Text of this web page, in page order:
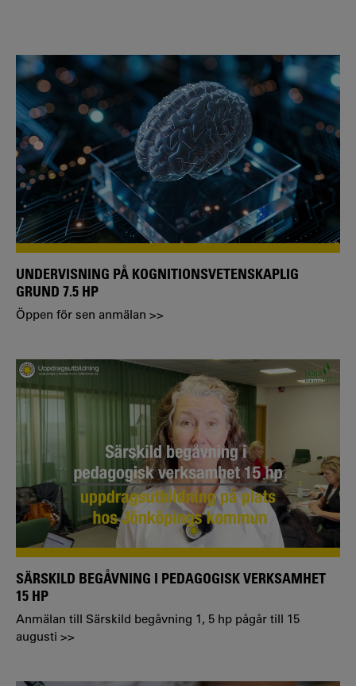
UNDERVISNING PÅ KOGNITIONSVETENSKAPLIG
GRUND 7.5 HP
Öppen för sen anmälan >>
SÄRSKILD BEGÅVNING I PEDAGOGISK VERKSAMHET
15 HP
Anmälan till Särskild begåvning 1, 5 hp pågår till 15
augusti >>